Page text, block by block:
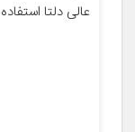
عالی دلتا